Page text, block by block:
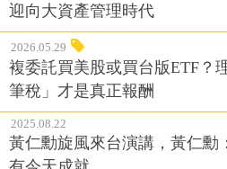
迎向大資產管理時代
2026.05.29
複委託買美股或買台版ETF？
筆稅」才是真正報酬
2025.08.22
黃仁勳旋風來台演講，黃仁勳